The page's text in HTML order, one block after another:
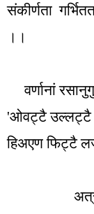
संकीर्णता
।।
वर्णानां
'ओवट्टै उल्लट्टै
हिअएण फिट्टै